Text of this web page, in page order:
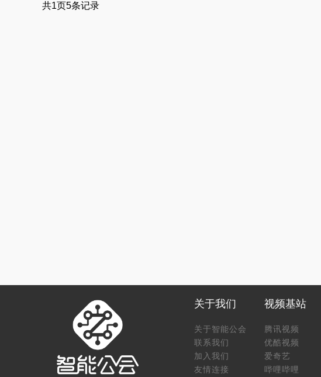
共1页5条记录
关于我们
关于智能公会
联系我们
加入我们
友情连接
视频基站
腾讯视频
优酷视频
爱奇艺
哔哩哔哩